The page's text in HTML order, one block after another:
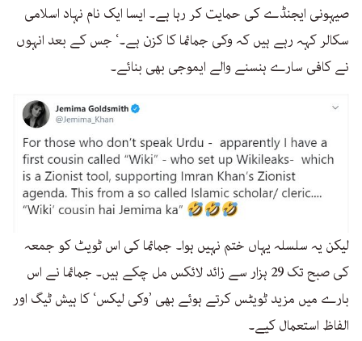
صیہونی ایجنڈے کی حمایت کر رہا ہے۔ ایسا ایک نام نہاد اسلامی
سکالر کہہ رہے ہیں کہ وکی جمائما کا کزن ہے۔‘ جس کے بعد انہوں
نے کافی سارے ہنسنے والے ایموجی بھی بنائے۔
لیکن یہ سلسلہ یہاں ختم نہیں ہوا۔ جمائما کی اس ٹویٹ کو جمعہ
کی صبح تک 29 ہزار سے زائد لائکس مل چکے ہیں۔ جمائما نے اس
بارے میں مزید ٹویٹس کرتے ہوئے بھی ’وکی لیکس‘ کا ہیش ٹیگ اور
الفاظ استعمال کیے۔